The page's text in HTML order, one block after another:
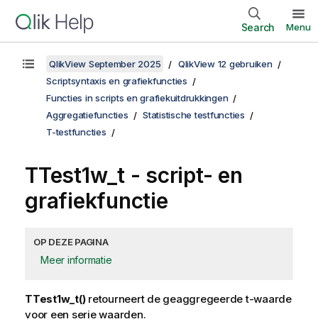
Search Menu
QlikView September 2025
QlikView 12 gebruiken
Scriptsyntaxis en grafiekfuncties
Functies in scripts en grafiekuitdrukkingen
Aggregatiefuncties
Statistische testfuncties
T-testfuncties
TTest1w_t- script- en
grafiekfunctie
OP DEZE PAGINA
Meer informatie
TTest1w_t()retourneert de geaggregeerde t-waarde
voor een serie waarden.